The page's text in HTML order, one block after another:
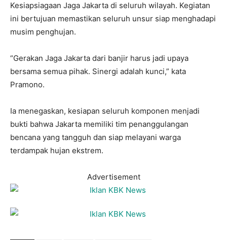
Kesiapsiagaan Jaga Jakarta di seluruh wilayah. Kegiatan
ini bertujuan memastikan seluruh unsur siap menghadapi
musim penghujan.
“Gerakan Jaga Jakarta dari banjir harus jadi upaya
bersama semua pihak. Sinergi adalah kunci,” kata
Pramono.
Ia menegaskan, kesiapan seluruh komponen menjadi
bukti bahwa Jakarta memiliki tim penanggulangan
bencana yang tangguh dan siap melayani warga
terdampak hujan ekstrem.
Advertisement